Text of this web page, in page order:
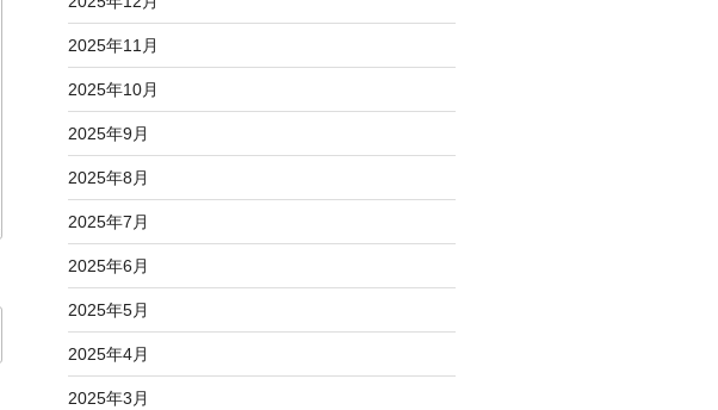
2025年11月
2025年10月
2025年9月
2025年8月
2025年7月
2025年6月
2025年5月
2025年4月
2025年3月